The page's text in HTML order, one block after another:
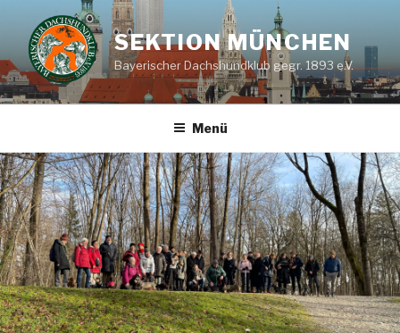
Inhalt
springen
SEKTION MÜNCHEN
Bayerischer Dachshundklub gegr. 1893 e.V.
Menü